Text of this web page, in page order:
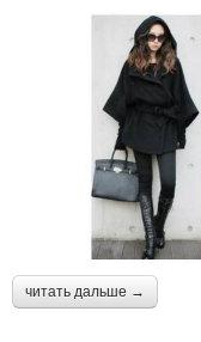
читать дальше →